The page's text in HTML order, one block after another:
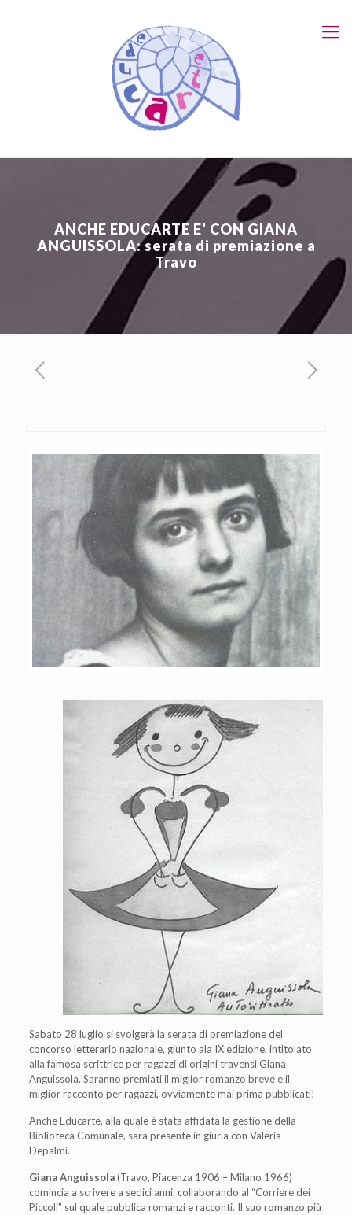
ANCHE EDUCARTE E’ CON GIANA
ANGUISSOLA: serata di premiazione a
Travo
Sabato 28 luglio si svolgerà la serata di premiazione del
concorso letterario nazionale, giunto ala IX edizione, intitolato
alla famosa scrittrice per ragazzi di origini travensi Giana
Anguissola. Saranno premiati il miglior romanzo breve e il
miglior racconto per ragazzi, ovviamente mai prima pubblicati!
Anche Educarte, alla quale è stata affidata la gestione della
Biblioteca Comunale, sarà presente in giuria con Valeria
Depalmi.
Giana Anguissola(Travo, Piacenza 1906 – Milano 1966)
comincia a scrivere a sedici anni, collaborando al “Corriere dei
Piccoli” sul quale pubblica romanzi e racconti. Il suo romanzo più